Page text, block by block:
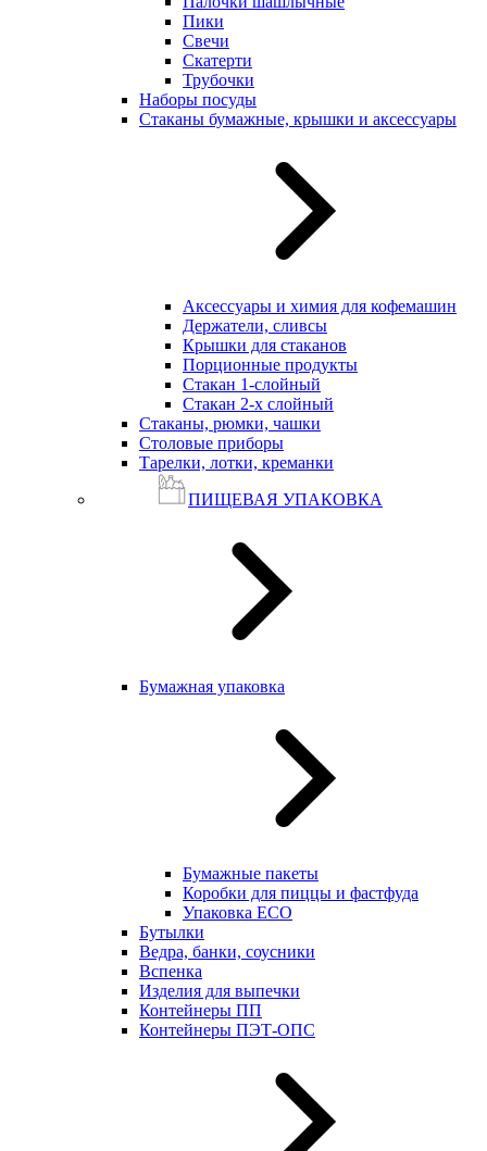
Пики
Свечи
Скатерти
Трубочки
Наборы посуды
Стаканы бумажные, крышки и аксессуары
Аксессуары и химия для кофемашин
Держатели, сливсы
Крышки для стаканов
Порционные продукты
Стакан 1-слойный
Стакан 2-х слойный
Стаканы, рюмки, чашки
Столовые приборы
Тарелки, лотки, креманки
ПИЩЕВАЯ УПАКОВКА
Бумажная упаковка
Бумажные пакеты
Коробки для пиццы и фастфуда
Упаковка ECO
Бутылки
Ведра, банки, соусники
Вспенка
Изделия для выпечки
Контейнеры ПП
Контейнеры ПЭТ-ОПС